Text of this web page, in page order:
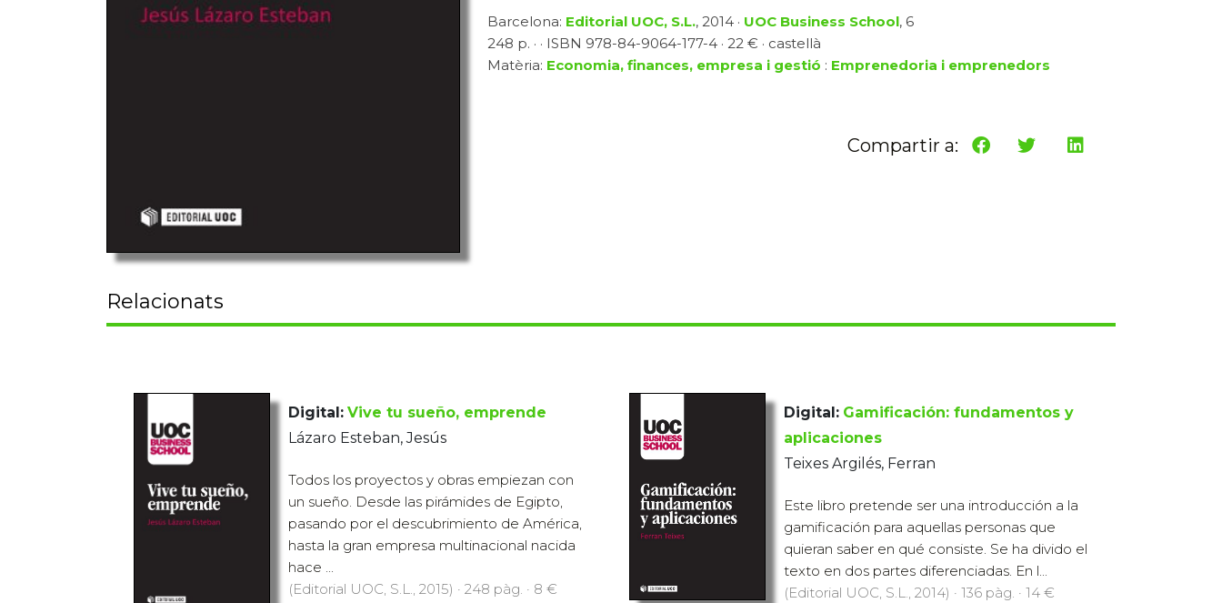
Barcelona: Editorial UOC, S.L., 2014 · UOC Business School, 6
248 p. · · ISBN 978-84-9064-177-4 · 22 € · castellà
Matèria: Economia, finances, empresa i gestió : Emprenedoria i emprenedors
Compartir a:
Relacionats
Digital: Vive tu sueño, emprende
Lázaro Esteban, Jesús
Todos los proyectos y obras empiezan con
un sueño. Desde las pirámides de Egipto,
pasando por el descubrimiento de América,
hasta la gran empresa multinacional nacida
hace ...
(Editorial UOC, S.L., 2015) · 248 pàg. · 8 €
Digital: Gamificación: fundamentos y
aplicaciones
Teixes Argilés, Ferran
Este libro pretende ser una introducción a la
gamificación para aquellas personas que
quieran saber en qué consiste. Se ha divido el
texto en dos partes diferenciadas. En l...
(Editorial UOC, S.L., 2014) · 136 pàg. · 14 €